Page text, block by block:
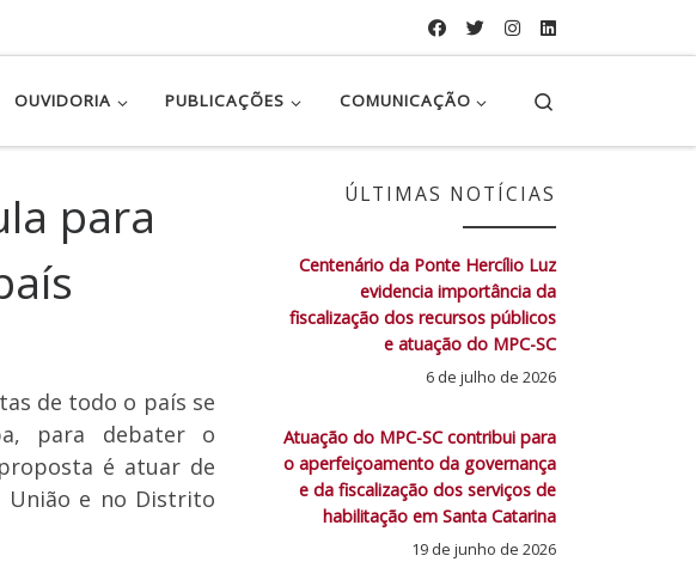
OUVIDORIA PUBLICAÇÕES COMUNICAÇÃO
para
de todo o país se
para debater o
é atuar de
União e no Distrito
ÚLTIMAS NOTÍCIAS
Centenário da Ponte Hercílio Luz
evidencia importância da
fiscalização dos recursos públicos
e atuação do MPC-SC
6 de julho de 2026
Atuação do MPC-SC contribui para
o aperfeiçoamento da governança
e da fiscalização dos serviços de
habilitação em Santa Catarina
19 de junho de 2026